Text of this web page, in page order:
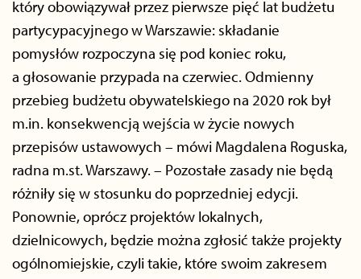
który obowiązywał przez pierwsze pięć lat budżetu
partycypacyjnego w Warszawie: składanie
pomysłów rozpoczyna się pod koniec roku,
a głosowanie przypada na czerwiec. Odmienny
przebieg budżetu obywatelskiego na 2020 rok był
m.in. konsekwencją wejścia w życie nowych
przepisów ustawowych – mówi Magdalena Roguska,
radna m.st. Warszawy. – Pozostałe zasady nie będą
różniły się w stosunku do poprzedniej edycji.
Ponownie, oprócz projektów lokalnych,
dzielnicowych, będzie można zgłosić także projekty
ogólnomiejskie, czyli takie, które swoim zakresem